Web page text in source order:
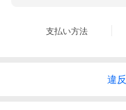
支払い方法
違反